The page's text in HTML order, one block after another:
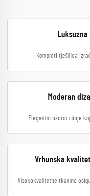
Kompleti tješilica
Moderan
Elegantni uzorci i boje
Vrhunska
Visokokvalitetne tkanine